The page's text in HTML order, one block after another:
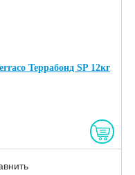
Террабонд SP 12кг